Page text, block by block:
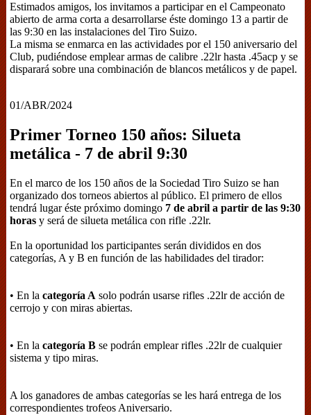
Estimados amigos, los invitamos a participar en el Campeonato
abierto de arma corta a desarrollarse éste domingo 13 a partir de
las 9:30 en las instalaciones del Tiro Suizo.
La misma se enmarca en las actividades por el 150 aniversario del
Club, pudiéndose emplear armas de calibre .22lr hasta .45acp y se
disparará sobre una combinación de blancos metálicos y de papel.
01/ABR/2024
Primer Torneo 150 años: Silueta
metálica - 7 de abril 9:30
En el marco de los 150 años de la Sociedad Tiro Suizo se han
organizado dos torneos abiertos al público. El primero de ellos
tendrá lugar éste próximo domingo 7 de abril a partir de las 9:30
horas y será de silueta metálica con rifle .22lr.
En la oportunidad los participantes serán divididos en dos
categorías, A y B en función de las habilidades del tirador:
• En la categoría A solo podrán usarse rifles .22lr de acción de
cerrojo y con miras abiertas.
• En la categoría B se podrán emplear rifles .22lr de cualquier
sistema y tipo miras.
A los ganadores de ambas categorías se les hará entrega de los
correspondientes trofeos Aniversario.